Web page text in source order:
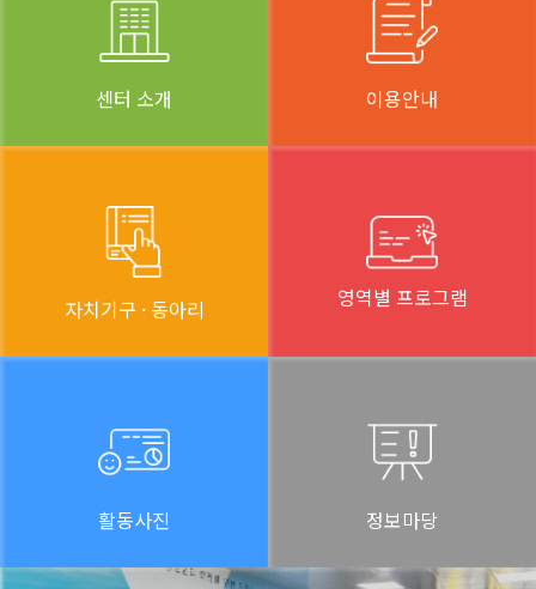
센터 소개 이용안내
자치기구 · 동아리 영역별 프로그램
활동사진 정보마당